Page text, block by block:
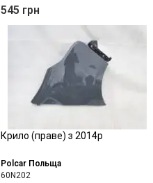
545 грн
Крило (праве) з 2014р
Polcar Польща
60N202